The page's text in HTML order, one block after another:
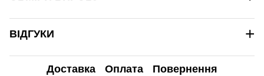
ВІДГУКИ +
Доставка Оплата Повернення